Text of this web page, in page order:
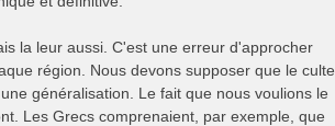
la leur aussi. C'est une erreur d'approcher
région. Nous devons supposer que le culte
généralisation. Le fait que nous voulions le
Les Grecs comprenaient, par exemple, que